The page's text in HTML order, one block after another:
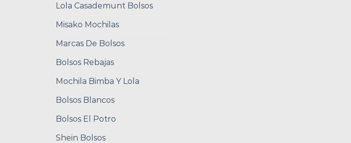
Lola Casademunt Bolsos
Misako Mochilas
Marcas De Bolsos
Bolsos Rebajas
Mochila Bimba Y Lola
Bolsos Blancos
Bolsos El Potro
Shein Bolsos